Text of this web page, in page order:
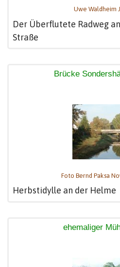
Uwe Waldheim
Der Überflutete Radweg
Straße
Brücke
Foto Bernd Paksa
Herbstidylle an der Helme
ehemaliger